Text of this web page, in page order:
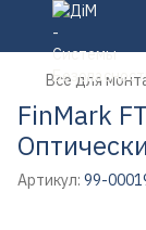
Все для
FinMark
Артикул: 99-